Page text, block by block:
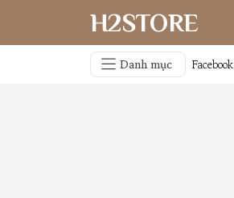
H2STORE
Danh mục Facebook